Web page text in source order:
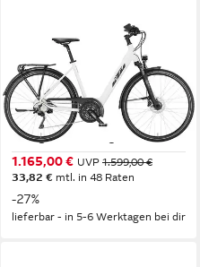
Trekkingrad KTM Veneto
Light Disc Damen weiß 2024
56 cm Rahmenhöhe
30
Gänge
117 kg Zul. Gesamtgewicht
1.165,00 € UVP 1.599,00 €
33,82 € mtl. in 48 Raten
-27%
lieferbar - in 5-6 Werktagen bei dir